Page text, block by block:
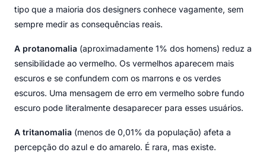
tipo que a maioria dos designers conhece vagamente, sem
sempre medir as consequências reais.
A protanomalia (aproximadamente 1% dos homens) reduz a
sensibilidade ao vermelho. Os vermelhos aparecem mais
escuros e se confundem com os marrons e os verdes
escuros. Uma mensagem de erro em vermelho sobre fundo
escuro pode literalmente desaparecer para esses usuários.
A tritanomalia (menos de 0,01% da população) afeta a
percepção do azul e do amarelo. É rara, mas existe.